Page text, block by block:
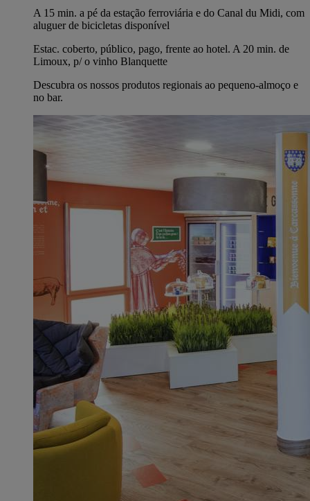
A 15 min. a pé da estação ferroviária e do Canal du Midi, com
aluguer de bicicletas disponível
Estac. coberto, público, pago, frente ao hotel. A 20 min. de
Limoux, p/ o vinho Blanquette
Descubra os nossos produtos regionais ao pequeno-almoço e
no bar.